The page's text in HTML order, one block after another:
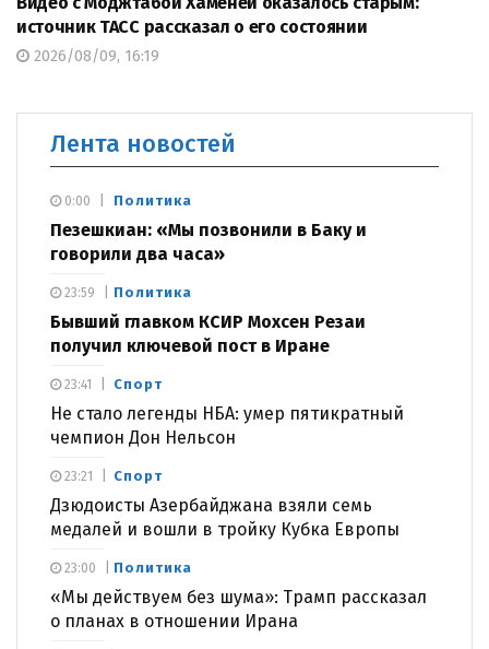
источник ТАСС рассказал о его состоянии
2026/08/09, 16:19
Лента новостей
Политика
Пезешкиан: «Мы позвонили в Баку и
говорили два часа»
0:00
Политика
Бывший главком КСИР Мохсен Резаи
получил ключевой пост в Иране
23:59
Спорт
Не стало легенды НБА: умер пятикратный
чемпион Дон Нельсон
23:41
Спорт
Дзюдоисты Азербайджана взяли семь
медалей и вошли в тройку Кубка Европы
23:21
Политика
«Мы действуем без шума»: Трамп рассказал
о планах в отношении Ирана
23:00